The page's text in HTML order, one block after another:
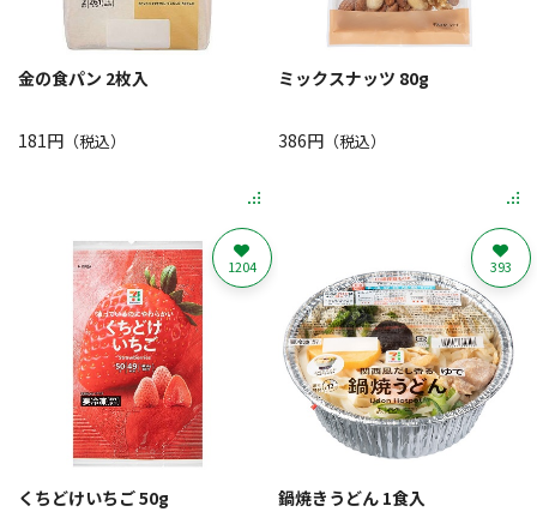
金の食パン 2枚入
181円 （税込）
ミックスナッツ 80g
386円（税込）
くちどけいちご 50g
1204
鍋焼きうどん 1食入
393